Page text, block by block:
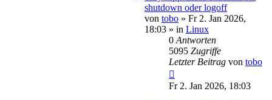
shutdown oder logoff
von tobo » Fr 2. Jan 2026,
18:03 » in Linux
0 Antworten
5095 Zugriffe
Letzter Beitrag von tobo
Fr 2. Jan 2026, 18:03